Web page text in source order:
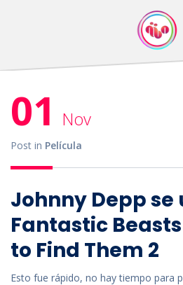
01 Nov
Post in Película
Johnny Depp se
Fantastic
to Find Them 2
Esto fue rápido, no hay tiempo para